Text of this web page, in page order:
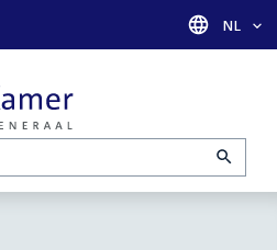
Taal
NL